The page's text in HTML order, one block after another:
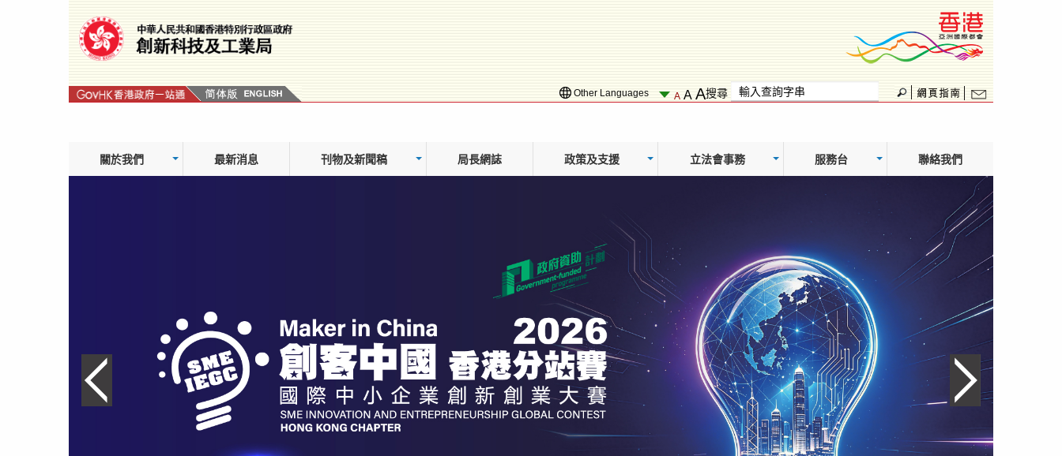
Other Languages A A A搜尋
關於我們 最新消息 刊物及新聞稿 局長網誌 政策及支援 立法會事務 服務台 聯絡我們
上一張幻燈片 下一張幻燈片